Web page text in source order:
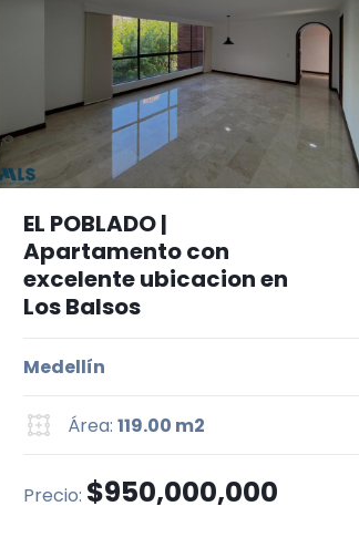
EL POBLADO |
Apartamento con
excelente ubicacion en
Los Balsos
Medellín
Área:119.00 m2
Precio: $950,000,000